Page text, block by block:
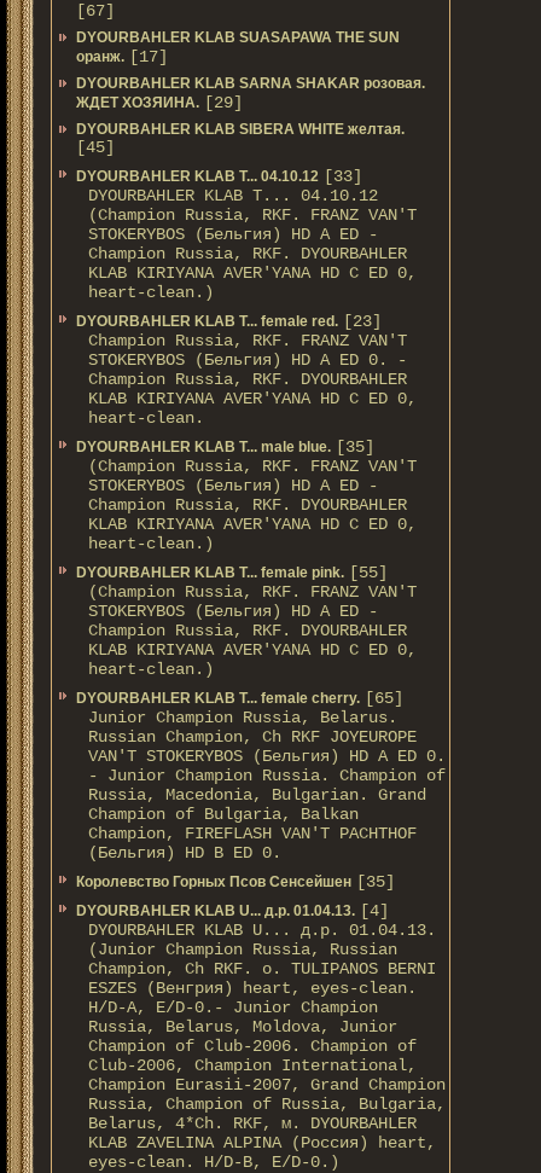
[67]
DYOURBAHLER KLAB SUASAPAWA THE SUN
оранж. [17]
DYOURBAHLER KLAB SARNA SHAKAR розовая.
ЖДЕТ ХОЗЯИНА. [29]
DYOURBAHLER KLAB SIBERA WHITE желтая.
[45]
DYOURBAHLER KLAB T... 04.10.12 [33]
DYOURBAHLER KLAB T... 04.10.12
(Champion Russia, RKF. FRANZ VAN'T
STOKERYBOS (Бельгия) HD А ED -
Champion Russia, RKF. DYOURBAHLER
KLAB KIRIYANA AVER'YANA HD С ED 0,
heart-clean.)
DYOURBAHLER KLAB T... female red. [23]
Champion Russia, RKF. FRANZ VAN'T
STOKERYBOS (Бельгия) HD А ED 0. -
Champion Russia, RKF. DYOURBAHLER
KLAB KIRIYANA AVER'YANA HD С ED 0,
heart-clean.
DYOURBAHLER KLAB T... male blue. [35]
(Champion Russia, RKF. FRANZ VAN'T
STOKERYBOS (Бельгия) HD А ED -
Champion Russia, RKF. DYOURBAHLER
KLAB KIRIYANA AVER'YANA HD С ED 0,
heart-clean.)
DYOURBAHLER KLAB T... female pink. [55]
(Champion Russia, RKF. FRANZ VAN'T
STOKERYBOS (Бельгия) HD А ED -
Champion Russia, RKF. DYOURBAHLER
KLAB KIRIYANA AVER'YANA HD С ED 0,
heart-clean.)
DYOURBAHLER KLAB T... female cherry. [65]
Junior Champion Russia, Belarus.
Russian Champion, Ch RKF JOYEUROPE
VAN'T STOKERYBOS (Бельгия) HD А ED 0.
- Junior Champion Russia. Champion of
Russia, Macedonia, Bulgarian. Grand
Champion of Bulgaria, Balkan
Champion, FIREFLASH VAN'T PACHTHOF
(Бельгия) HD B ED 0.
Королевство Горных Псов Сенсейшен [35]
DYOURBAHLER KLAB U... д.р. 01.04.13. [4]
DYOURBAHLER KLAB U... д.р. 01.04.13.
(Junior Champion Russia, Russian
Champion, Ch RKF. о. TULIPANOS BERNI
ESZES (Венгрия) heart, eyes-clean.
H/D-A, E/D-0.- Junior Champion
Russia, Belarus, Moldova, Junior
Champion of Club-2006. Champion of
Club-2006, Champion International,
Champion Eurasii-2007, Grand Champion
Russia, Champion of Russia, Bulgaria,
Belarus, 4*Ch. RKF, м. DYOURBAHLER
KLAB ZAVELINA ALPINA (Россия) heart,
eyes-clean. H/D-В, E/D-0.)